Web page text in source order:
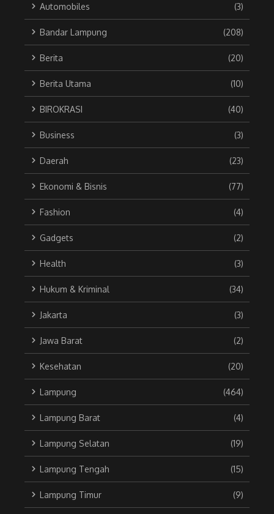
Automobiles (3)
Bandar Lampung (208)
Berita (20)
Berita Utama (10)
BIROKRASI (40)
Business (3)
Daerah (23)
Ekonomi & Bisnis (77)
Fashion (4)
Gadgets (2)
Health (3)
Hukum & Kriminal (34)
Jakarta (3)
Jawa Barat (2)
Kesehatan (20)
Lampung (464)
Lampung Barat (4)
Lampung Selatan (19)
Lampung Tengah (15)
Lampung Timur (9)